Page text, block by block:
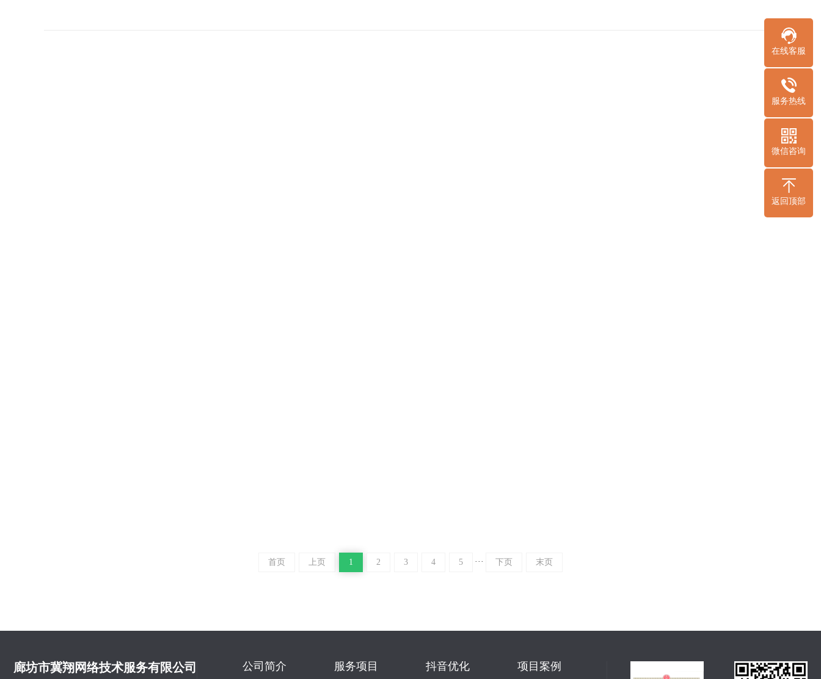
07-17
首页 上页 1 2 3 4 5 ··· 下页 末页
廊坊市冀翔网络技术服务有限公司 公司简介 服务项目 抖音优化 项目案例
在线客服
服务热线
微信咨询
返回顶部